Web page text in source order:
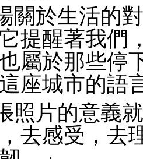
關於生活的
提醒著我們
屬於那些停
座城市的語
照片的意義
去感受，去